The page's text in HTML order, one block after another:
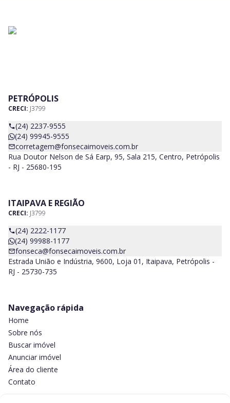
PETRÓPOLIS
CRECI: J3799
(24) 2237-9555
(24) 99945-9555
corretagem@fonsecaimoveis.com.br
Rua Doutor Nelson de Sá Earp, 95, Sala 215, Centro, Petrópolis
- RJ - 25680-195
ITAIPAVA E REGIÃO
CRECI: J3799
(24) 2222-1177
(24) 99988-1177
fonseca@fonsecaimoveis.com.br
Estrada União e Indústria, 9600, Loja 01, Itaipava, Petrópolis -
RJ - 25730-735
Navegação rápida
Home
Sobre nós
Buscar imóvel
Anunciar imóvel
Área do cliente
Contato